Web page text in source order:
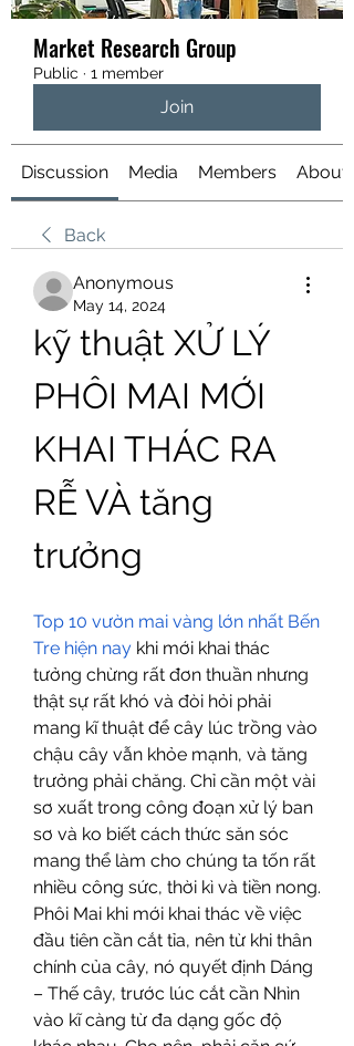
Market Research Group
Public · 1 member
Join
Discussion Media Members About
Back
Anonymous
May 14, 2024
kỹ thuật XỬ LÝ
PHÔI MAI MỚI
KHAI THÁC RA
RỄ VÀ tăng
trưởng
Top 10 vườn mai vàng lớn nhất Bến
Tre hiện nay khi mới khai thác
tưởng chừng rất đơn thuần nhưng
thật sự rất khó và đòi hỏi phải
mang kĩ thuật để cây lúc trồng vào
chậu cây vẫn khỏe mạnh, và tăng
trưởng phải chăng. Chỉ cần một vài
sơ xuất trong công đoạn xử lý ban
sơ và ko biết cách thức săn sóc
mang thể làm cho chúng ta tốn rất
nhiều công sức, thời kì và tiền nong.
Phôi Mai khi mới khai thác về việc
đầu tiên cần cắt tỉa, nên từ khi thân
chính của cây, nó quyết định Dáng
– Thế cây, trước lúc cắt cần Nhìn
vào kĩ càng từ đa dạng gốc độ